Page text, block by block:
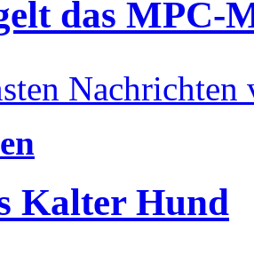
das MPC-
Nachrichten
Kalter Hund